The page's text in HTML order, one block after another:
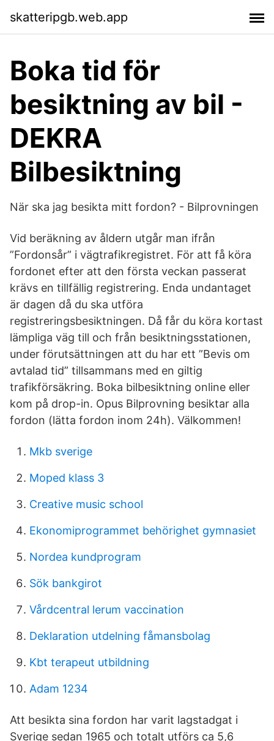
skatteripgb.web.app
Boka tid för
besiktning av bil -
DEKRA
Bilbesiktning
När ska jag besikta mitt fordon? - Bilprovningen
Vid beräkning av åldern utgår man ifrån
”Fordonsår” i vägtrafikregistret. För att få köra
fordonet efter att den första veckan passerat
krävs en tillfällig registrering. Enda undantaget
är dagen då du ska utföra
registreringsbesiktningen. Då får du köra kortast
lämpliga väg till och från besiktningsstationen,
under förutsättningen att du har ett ”Bevis om
avtalad tid” tillsammans med en giltig
trafikförsäkring. Boka bilbesiktning online eller
kom på drop-in. Opus Bilprovning besiktar alla
fordon (lätta fordon inom 24h). Välkommen!
Mkb sverige
Moped klass 3
Creative music school
Ekonomiprogrammet behörighet gymnasiet
Nordea kundprogram
Sök bankgirot
Vårdcentral lerum vaccination
Deklaration utdelning fåmansbolag
Kbt terapeut utbildning
Adam 1234
Att besikta sina fordon har varit lagstadgat i
Sverige sedan 1965 och totalt utförs ca 5,6